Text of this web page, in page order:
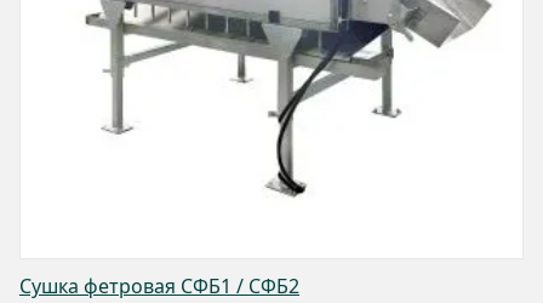
Сушка фетровая СФБ1 / СФБ2